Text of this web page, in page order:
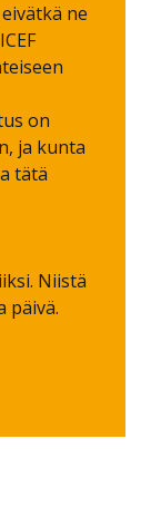
ne
on
ja kunta
tätä
Niistä
päivä.